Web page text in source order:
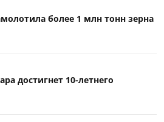
более 1 млн тонн зерна
достигнет 10-летнего